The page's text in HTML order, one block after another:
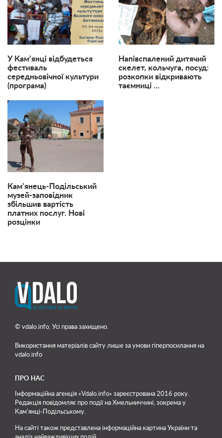
У Кам’янці відбудеться
фестиваль
середньовічної культури
(програма)
Напівспалений дитячий
скелет, кольчуга, посуд:
розкопки відкривають
таємниці ...
Кам’янець-Подільський
музей-заповідник
збільшив вартість
платних послуг. Нові
розцінки
© vdalo.info. Усі права захищено.
Використання матеріалів сайту лише за умови гіперпосилання на
vdalo.info
ПРО НАС
Інформаційна агенція «Vdalo.info» зареєстрована 2016 року.
Редакція повідомляє про події на Хмельниччині, зокрема у
Кам'янці-Подільському.
На сайті також представлена інформаційна картина України та